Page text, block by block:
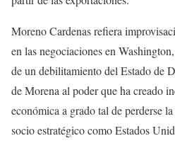
Moreno Cardenas refiera
en las negociaciones en
de un debilitamiento del Estado de
de Morena al poder que ha creado
económica a grado tal de perderse
socio estratégico como Estados